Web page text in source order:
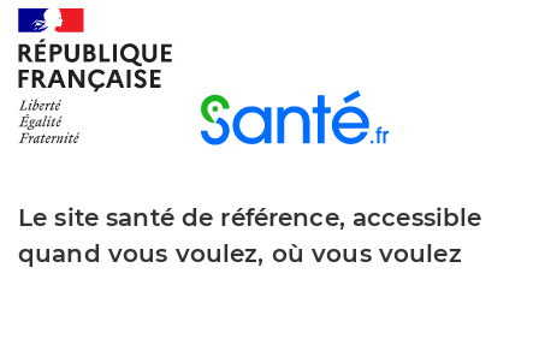
Le site santé de référence, accessible
quand vous voulez, où vous voulez